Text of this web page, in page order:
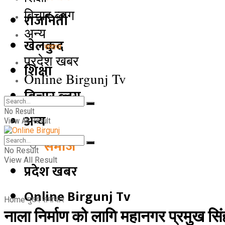
राजनिती
खेलकुद
शिक्षा
बिचार ब्लग
अन्य
समाज
प्रदेश खबर
Online Birgunj Tv
बिचार ब्लग
अन्य
समाज
प्रदेश खबर
Online Birgunj Tv
No Result
View All Result
No Result
View All Result
Home मुख्य समाचार
नाला निर्माण को लागि महानगर प्रमुख